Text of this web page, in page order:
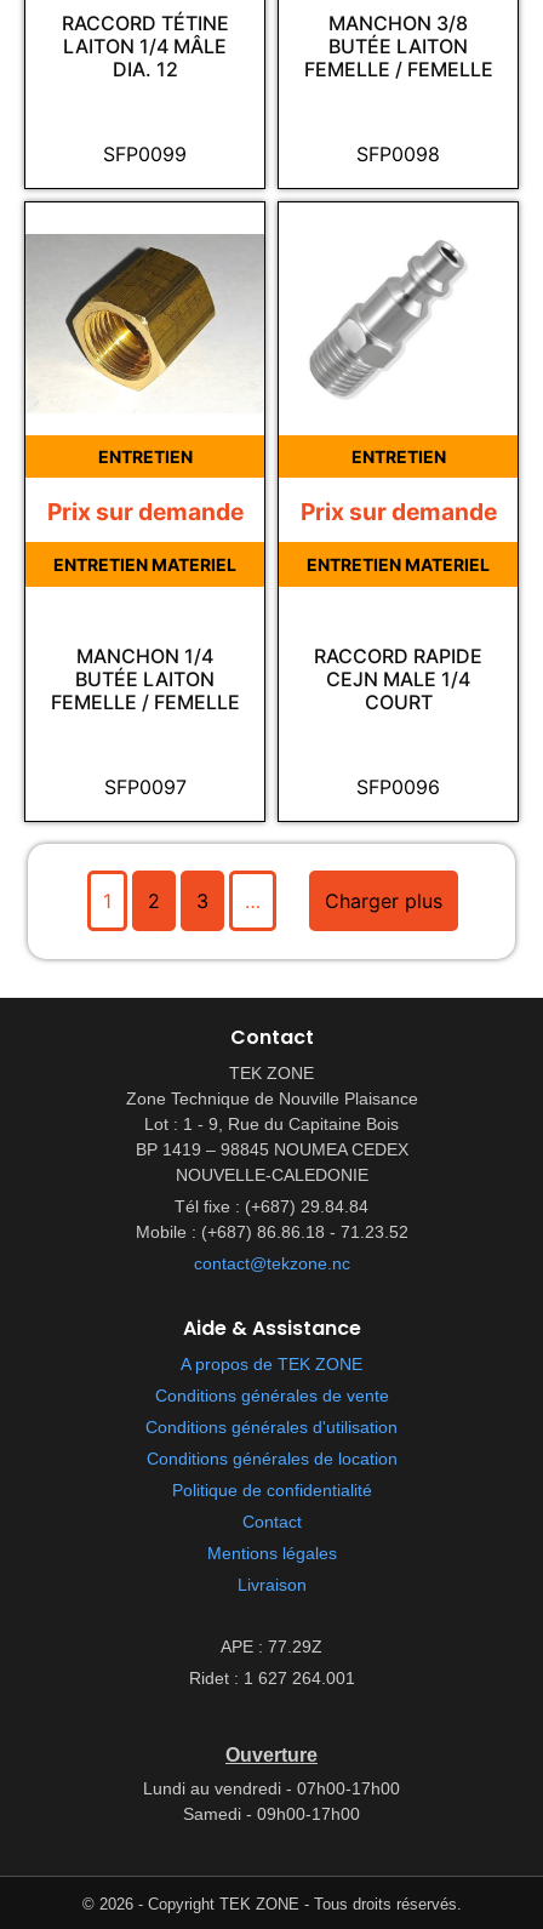
SFP0099
RACCORD TÉTINE
LAITON 1/4 MÂLE
DIA. 12
SFP0098
MANCHON 3/8
BUTÉE LAITON
FEMELLE / FEMELLE
ENTRETIEN
SFP0097
MANCHON 1/4
BUTÉE LAITON
FEMELLE / FEMELLE
Prix sur demande
ENTRETIEN MATERIEL
ENTRETIEN
SFP0096
RACCORD RAPIDE
CEJN MALE 1/4
COURT
Prix sur demande
ENTRETIEN MATERIEL
1 2 3 … Charger plus
Contact
TEK ZONE
Zone Technique de Nouville Plaisance
Lot : 1 - 9, Rue du Capitaine Bois
BP 1419 – 98845 NOUMEA CEDEX
NOUVELLE-CALEDONIE
Tél fixe : (+687) 29.84.84
Mobile : (+687) 86.86.18 - 71.23.52
contact@tekzone.nc
Aide & Assistance
A propos de TEK ZONE
Conditions générales de vente
Conditions générales d'utilisation
Conditions générales de location
Politique de confidentialité
Contact
Mentions légales
Livraison
APE : 77.29Z
Ridet : 1 627 264.001
Ouverture
Lundi au vendredi - 07h00-17h00
Samedi - 09h00-17h00
© 2026 - Copyright TEK ZONE - Tous droits réservés.